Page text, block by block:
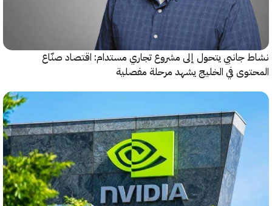
جانبي يتحول إلى مشروع تجاري مستدام: اقتصاد صنّاع
في الخليج يشهد مرحلة مفصلية